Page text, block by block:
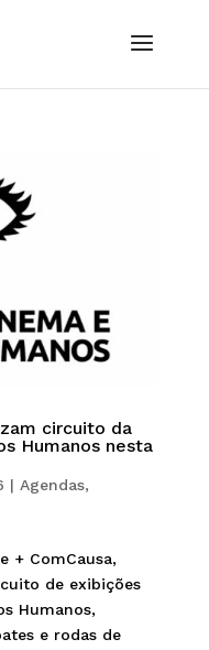
circuito da
Humanos nesta
| Agendas,
+ ComCausa,
de exibições
Humanos,
e rodas de